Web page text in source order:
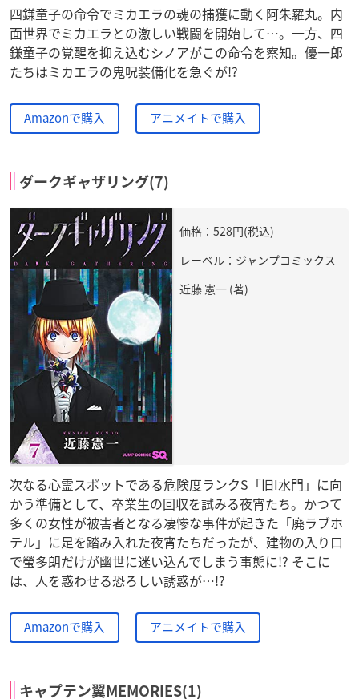
四鎌童子の命令でミカエラの魂の捕獲に動く阿朱羅丸。内
面世界でミカエラとの激しい戦闘を開始して…。一方、四
鎌童子の覚醒を抑え込むシノアがこの命令を察知。優一郎
たちはミカエラの鬼呪装備化を急ぐが!?
Amazonで購入 アニメイトで購入
ダークギャザリング(7)
価格：528円(税込)
レーベル：ジャンプコミックス
近藤 憲一 (著)
次なる心霊スポットである危険度ランクS「旧I水門」に向
かう準備として、卒業生の回収を試みる夜宵たち。かつて
多くの女性が被害者となる凄惨な事件が起きた「廃ラブホ
テル」に足を踏み入れた夜宵たちだったが、建物の入り口
で螢多朗だけが幽世に迷い込んでしまう事態に!? そこに
は、人を惑わせる恐ろしい誘惑が…!?
Amazonで購入 アニメイトで購入
キャプテン翼MEMORIES(1)